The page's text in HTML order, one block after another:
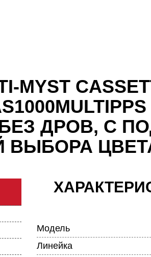
MYST
БЕЗ ДРОВ, С
ВЫБОРА
Модель
Линейка